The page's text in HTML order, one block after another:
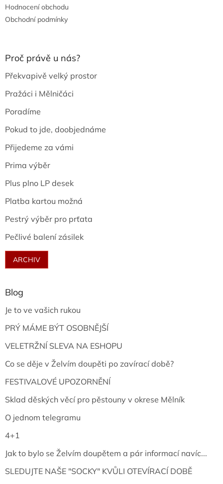
Hodnocení obchodu
Obchodní podmínky
Proč právě u nás?
Překvapivě velký prostor
Pražáci i Mělničáci
Poradíme
Pokud to jde, doobjednáme
Přijedeme za vámi
Prima výběr
Plus plno LP desek
Platba kartou možná
Pestrý výběr pro prťata
Pečlivé balení zásilek
ARCHIV
Blog
Je to ve vašich rukou
PRÝ MÁME BÝT OSOBNĚJŠÍ
VELETRŽNÍ SLEVA NA ESHOPU
Co se děje v Želvím doupěti po zavírací době?
FESTIVALOVÉ UPOZORNĚNÍ
Sklad děských věcí pro pěstouny v okrese Mělník
O jednom telegramu
4+1
Jak to bylo se Želvím doupětem a pár informací navíc...
SLEDUJTE NAŠE "SOCKY" KVŮLI OTEVÍRACÍ DOBĚ